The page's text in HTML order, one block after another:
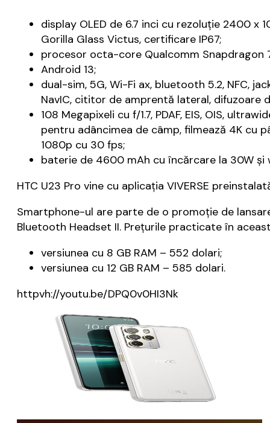
display OLED de 6.7 inci cu rezoluție 2400
Gorilla Glass Victus, certificare IP67;
procesor octa-core Qualcomm Snapdragon
Android 13;
dual-sim, 5G, Wi-Fi ax, bluetooth 5.2, NFC,
NavIC, cititor de amprentă lateral, difuzoare
108 Megapixeli cu f/1.7, PDAF, EIS, OIS,
pentru adâncimea de câmp, filmează 4K cu
1080p cu 30 fps;
baterie de 4600 mAh cu încărcare la 30W şi
HTC U23 Pro vine cu aplicaţia VIVERSE
Smartphone-ul are parte de o promoţie de
Bluetooth Headset II. Preţurile practicate în
versiunea cu 8 GB RAM – 552 dolari;
versiunea cu 12 GB RAM – 585 dolari.
httpvh://youtu.be/DPQ0v0HI3Nk